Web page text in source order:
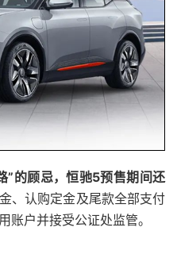
”的顾忌，恒驰5预售期间还
、认购定金及尾款全部支付
账户并接受公证处监管。